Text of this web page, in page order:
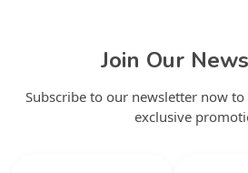
Join Our
Subscribe to our newsletter now
exclusive